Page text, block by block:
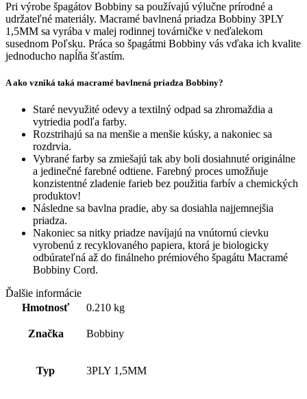
Pri výrobe špagátov Bobbiny sa používajú výlučne prírodné a
udržateľné materiály. Macramé bavlnená priadza Bobbiny 3PLY
1,5MM sa vyrába v malej rodinnej továrničke v neďalekom
susednom Poľsku. Práca so špagátmi Bobbiny vás vďaka ich kvalite
jednoducho napĺňa šťastím.
A ako vzniká taká macramé bavlnená priadza Bobbiny?
Staré nevyužité odevy a textilný odpad sa zhromaždia a
vytriedia podľa farby.
Rozstrihajú sa na menšie a menšie kúsky, a nakoniec sa
rozdrvia.
Vybrané farby sa zmiešajú tak aby boli dosiahnuté originálne
a jedinečné farebné odtiene. Farebný proces umožňuje
konzistentné zladenie farieb bez použitia farbív a chemických
produktov!
Následne sa bavlna pradie, aby sa dosiahla najjemnejšia
priadza.
Nakoniec sa nitky priadze navíjajú na vnútornú cievku
vyrobenú z recyklovaného papiera, ktorá je biologicky
odbúrateľná až do finálneho prémiového špagátu Macramé
Bobbiny Cord.
Ďalšie informácie
Hmotnosť
0.210 kg
Značka Bobbiny
Typ 3PLY 1,5MM